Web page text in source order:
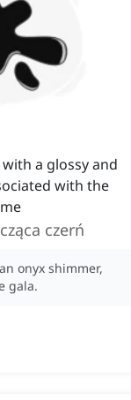
a glossy and
with the
czerń
onyx shimmer,
gala.